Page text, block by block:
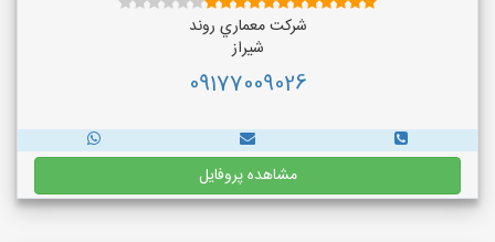
شركت معماري روند
شیراز
09177009026
مشاهده پروفایل